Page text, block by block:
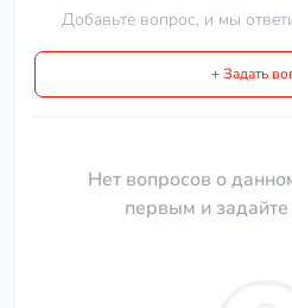
Добавьте вопрос, и мы
+ Задать
Нет вопросов о
первым и